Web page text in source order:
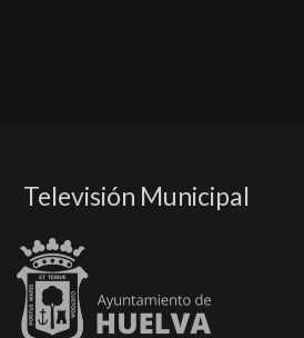
Televisión Municipal